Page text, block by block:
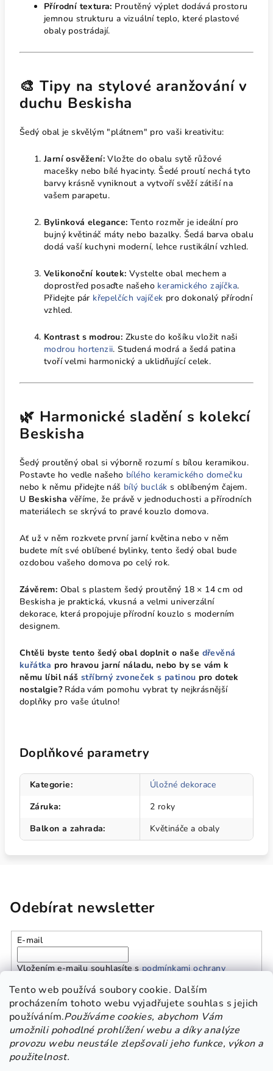
Tento web používá soubory cookie. Dalším
procházením tohoto webu vyjadřujete souhlas s jejich
používáním.Používáme cookies, abychom Vám
umožnili pohodlné prohlížení webu a díky analýze
provozu webu neustále zlepšovali jeho funkce, výkon a
použitelnost.
Přírodní textura: Proutěný výplet dodává prostoru
jemnou strukturu a vizuální teplo, které plastové
obaly postrádají.
🎨 Tipy na stylové aranžování v
duchu Beskisha
Šedý obal je skvělým "plátnem" pro vaši kreativitu:
Jarní osvěžení: Vložte do obalu sytě růžové
macešky nebo bílé hyacinty. Šedé proutí nechá tyto
barvy krásně vyniknout a vytvoří svěží zátiší na
vašem parapetu.
Bylinková elegance: Tento rozměr je ideální pro
bujný květináč máty nebo bazalky. Šedá barva obalu
dodá vaší kuchyni moderní, lehce rustikální vzhled.
Velikonoční koutek: Vystelte obal mechem a
doprostřed posaďte našeho keramického zajíčka.
Přidejte pár křepelčích vajíček pro dokonalý přírodní
vzhled.
Kontrast s modrou: Zkuste do košíku vložit naši
modrou hortenzii. Studená modrá a šedá patina
tvoří velmi harmonický a uklidňující celek.
🌿 Harmonické sladění s kolekcí
Beskisha
Šedý proutěný obal si výborně rozumí s bílou keramikou.
Postavte ho vedle našeho bílého keramického domečku
nebo k němu přidejte náš bílý buclák s oblíbeným čajem.
U Beskisha věříme, že právě v jednoduchosti a přírodních
materiálech se skrývá to pravé kouzlo domova.
Ať už v něm rozkvete první jarní květina nebo v něm
budete mít své oblíbené bylinky, tento šedý obal bude
ozdobou vašeho domova po celý rok.
Závěrem: Obal s plastem šedý proutěný 18 × 14 cm od
Beskisha je praktická, vkusná a velmi univerzální
dekorace, která propojuje přírodní kouzlo s moderním
designem.
Chtěli byste tento šedý obal doplnit o naše dřevěná
kuřátka pro hravou jarní náladu, nebo by se vám k
němu líbil nášstříbrný zvoneček s patinou pro dotek
nostalgie?Ráda vám pomohu vybrat ty nejkrásnější
doplňky pro vaše útulno!
Doplňkové parametry
Kategorie:
Úložné dekorace
Záruka:
2 roky
Balkon a zahrada: Květináče a obaly
Odebírat newsletter
E-mail
Vložením e-mailu souhlasíte spodmínkami ochrany
Přihlásit se
Platba a doprava